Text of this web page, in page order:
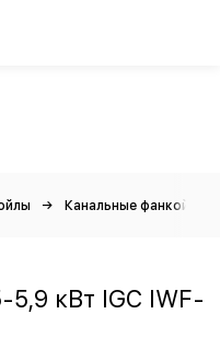
Канальные фанкойлы
кВт IGC IWF-